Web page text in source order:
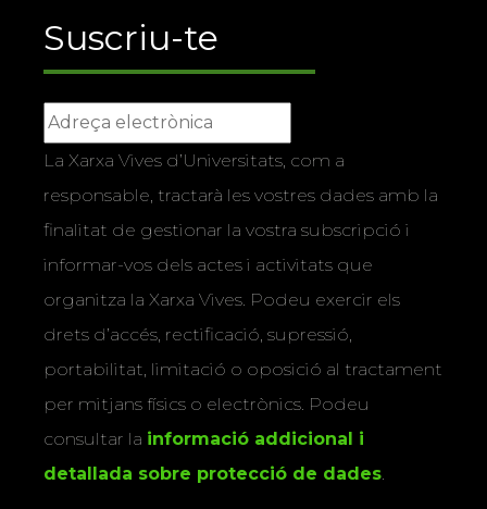
Suscriu-te
La Xarxa Vives d’Universitats, com a
responsable, tractarà les vostres dades amb la
finalitat de gestionar la vostra subscripció i
informar-vos dels actes i activitats que
organitza la Xarxa Vives. Podeu exercir els
drets d’accés, rectificació, supressió,
portabilitat, limitació o oposició al tractament
per mitjans físics o electrònics. Podeu
consultar la informació addicional i
detallada sobre protecció de dades